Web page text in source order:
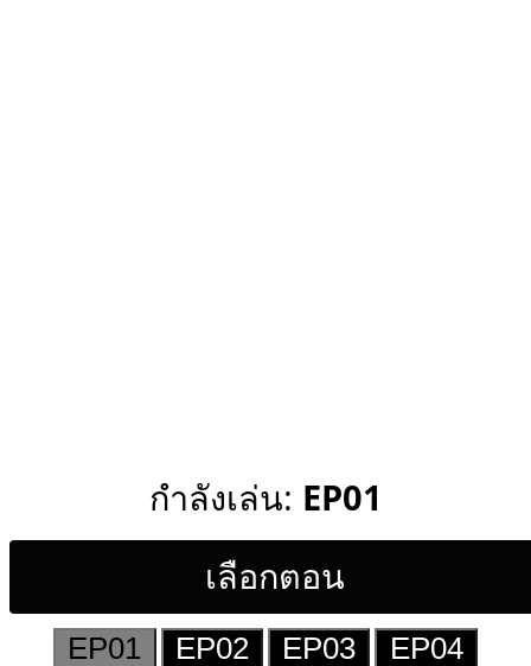
กำลังเล่น: EP01
เลือกตอน
EP01 EP02 EP03
EP04